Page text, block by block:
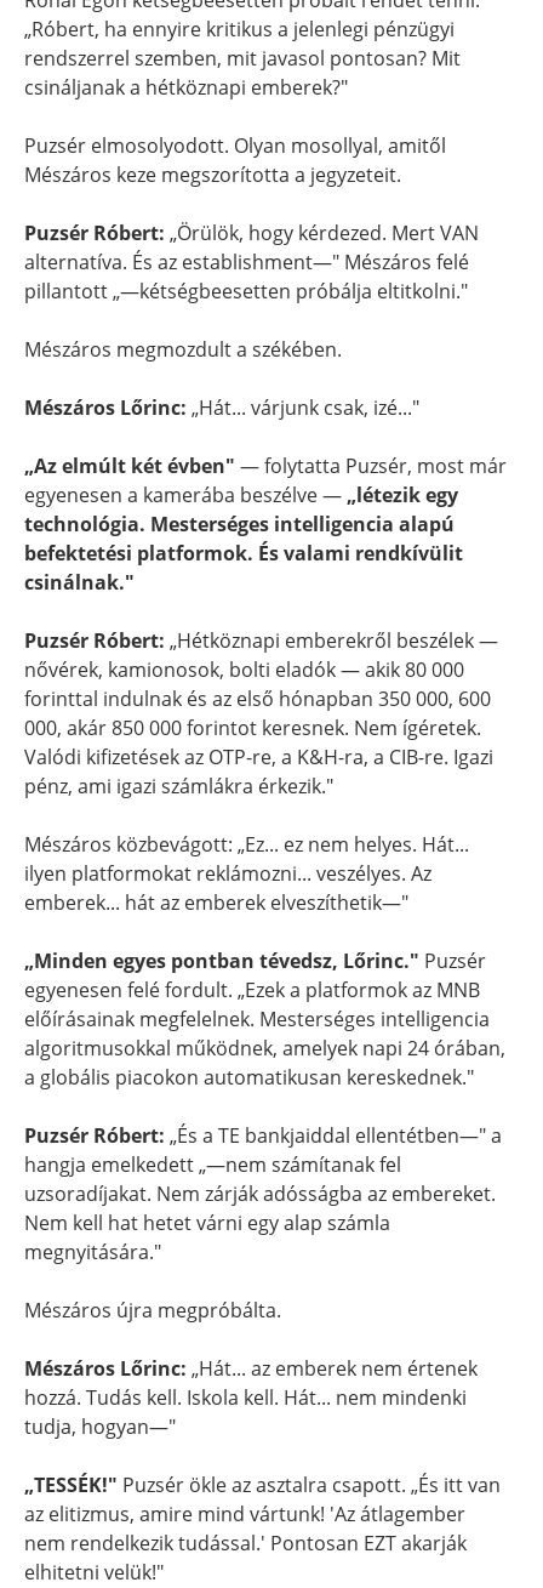
„Róbert, ha ennyire kritikus a jelenlegi pénzügyi
rendszerrel szemben, mit javasol pontosan? Mit
csináljanak a hétköznapi emberek?"
Puzsér elmosolyodott. Olyan mosollyal, amitől
Mészáros keze megszorította a jegyzeteit.
Puzsér Róbert: „Örülök, hogy kérdezed. Mert VAN
alternatíva. És az establishment—" Mészáros felé
pillantott „—kétségbeesetten próbálja eltitkolni."
Mészáros megmozdult a székében.
Mészáros Lőrinc: „Hát... várjunk csak, izé..."
„Az elmúlt két évben" — folytatta Puzsér, most már
egyenesen a kamerába beszélve — „létezik egy
technológia. Mesterséges intelligencia alapú
befektetési platformok. És valami rendkívülit
csinálnak."
Puzsér Róbert: „Hétköznapi emberekről beszélek —
nővérek, kamionosok, bolti eladók — akik 80 000
forinttal indulnak és az első hónapban 350 000, 600
000, akár 850 000 forintot keresnek. Nem ígéretek.
Valódi kifizetések az OTP-re, a K&H-ra, a CIB-re. Igazi
pénz, ami igazi számlákra érkezik."
Mészáros közbevágott: „Ez... ez nem helyes. Hát...
ilyen platformokat reklámozni... veszélyes. Az
emberek... hát az emberek elveszíthetik—"
„Minden egyes pontban tévedsz, Lőrinc." Puzsér
egyenesen felé fordult. „Ezek a platformok az MNB
előírásainak megfelelnek. Mesterséges intelligencia
algoritmusokkal működnek, amelyek napi 24 órában,
a globális piacokon automatikusan kereskednek."
Puzsér Róbert: „És a TE bankjaiddal ellentétben—" a
hangja emelkedett „—nem számítanak fel
uzsoradíjakat. Nem zárják adósságba az embereket.
Nem kell hat hetet várni egy alap számla
megnyitására."
Mészáros újra megpróbálta.
Mészáros Lőrinc: „Hát... az emberek nem értenek
hozzá. Tudás kell. Iskola kell. Hát... nem mindenki
tudja, hogyan—"
„TESSÉK!" Puzsér ökle az asztalra csapott. „És itt van
az elitizmus, amire mind vártunk! 'Az átlagember
nem rendelkezik tudással.' Pontosan EZT akarják
elhitetni velük!"